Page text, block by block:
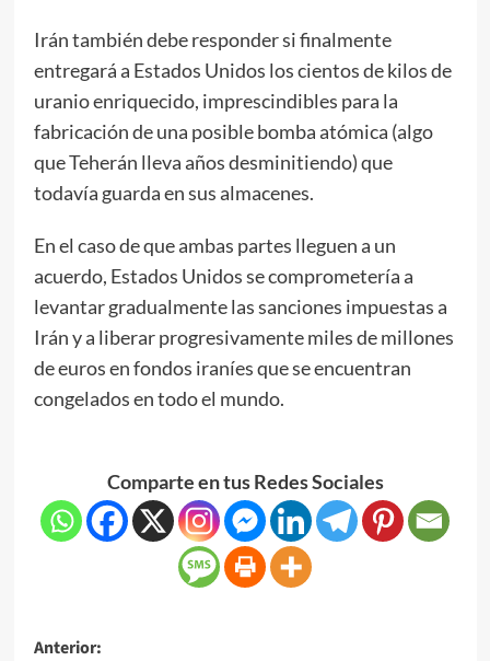
Irán también debe responder si finalmente
entregará a Estados Unidos los cientos de kilos de
uranio enriquecido, imprescindibles para la
fabricación de una posible bomba atómica (algo
que Teherán lleva años desminitiendo) que
todavía guarda en sus almacenes.
En el caso de que ambas partes lleguen a un
acuerdo, Estados Unidos se comprometería a
levantar gradualmente las sanciones impuestas a
Irán y a liberar progresivamente miles de millones
de euros en fondos iraníes que se encuentran
congelados en todo el mundo.
Comparte en tus Redes Sociales
Anterior: